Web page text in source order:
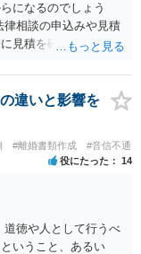
になるのでしょう
相談の申込みや見積
見積を確認されたい
違いと影響を
#離婚書類作成 #音信不通
役にたった 14
徳や人として行うべ
いうこと、あるい